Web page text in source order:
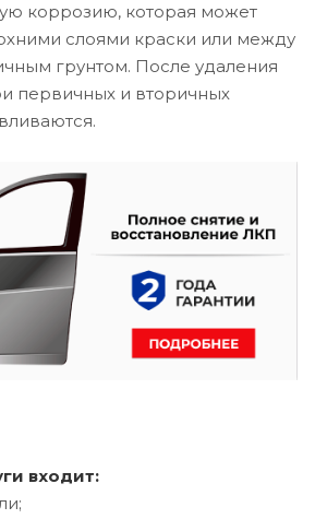
коррозию, которая может
слоями краски или между
грунтом. После удаления
первичных и вторичных
входит: